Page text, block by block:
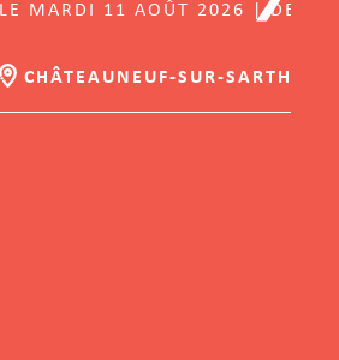
LE MARDI 11 AOÛT 2026 | DE
CHÂTEAUNEUF-SUR-SARTHE